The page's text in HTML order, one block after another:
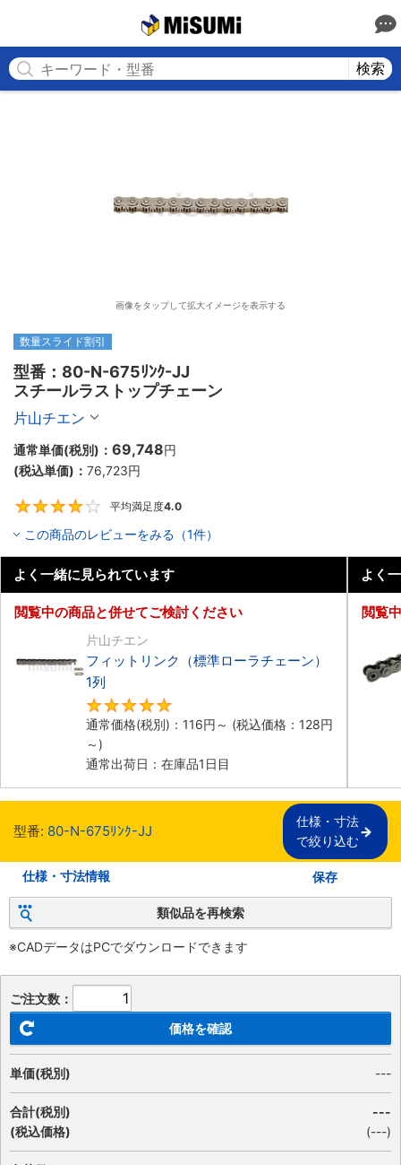
検索
画像をタップして拡大イメージを表示する
数量スライド割引
型番：80-N-675ﾘﾝｸ-JJ
スチールラストップチェーン
片山チエン
通常単価(税別)： 69,748円
(税込単価)： 76,723円
平均満足度4.0
この商品のレビューをみる（1件）
よく一緒に見られています
閲覧中の商品と併せてご検討ください
片山チエン
フィットリンク（標準ローラチェーン）
1列
通常価格(税別)： 116円 ～ (税込価格： 128円
～)
通常出荷日：在庫品1日目
よく
閲覧
型番: 80-N-675ﾘﾝｸ-JJ
仕様・寸法
で絞り込む
仕様・寸法情報 保存
類似品を再検索
※CADデータはPCでダウンロードできます
ご注文数：
価格を確認
単価(税別) ---
合計(税別)
(税込価格)
---
(---)